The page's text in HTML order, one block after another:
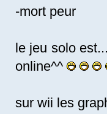
-mort peur
le jeu solo
online^^
sur wii les